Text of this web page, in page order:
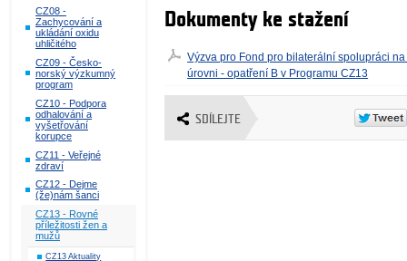
CZ08 -
Zachycování a
ukládání oxidu
uhličitého
CZ09 - Česko-
norský výzkumný
program
CZ10 - Podpora
odhalování a
vyšetřování
korupce
CZ11 - Veřejné
zdraví
CZ12 - Dejme
(že)nám šanci
CZ13 - Rovné
příležitosti žen a
mužů
CZ13 Aktuality
Dokumenty ke stažení
Výzva pro Fond pro bilaterální spolupráci
úrovni - opatření B v Programu CZ13
SDÍLEJTE